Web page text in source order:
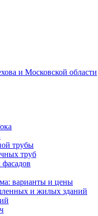
и Московской области
трубы
труб
варианты и цены
и жилых зданий